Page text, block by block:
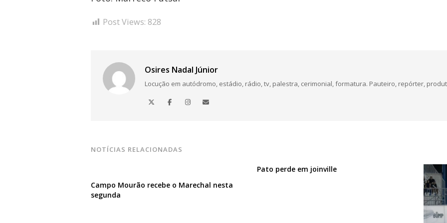
Post Views: 828
Osires Nadal Júnior
Locução em autódromo, estádio, rádio, tv, palestra, cerimonial, formatura. Pauteiro, repórter,
NOTÍCIAS RELACIONADAS
Campo Mourão recebe o Marechal nesta
segunda
Pato perde em joinville